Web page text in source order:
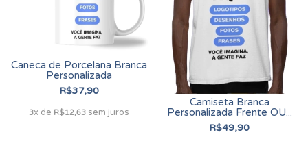
Caneca de Porcelana Branca
Personalizada
R$37,90
3x de R$12,63sem juros
Camiseta Branca
Personalizada Frente OU...
R$49,90